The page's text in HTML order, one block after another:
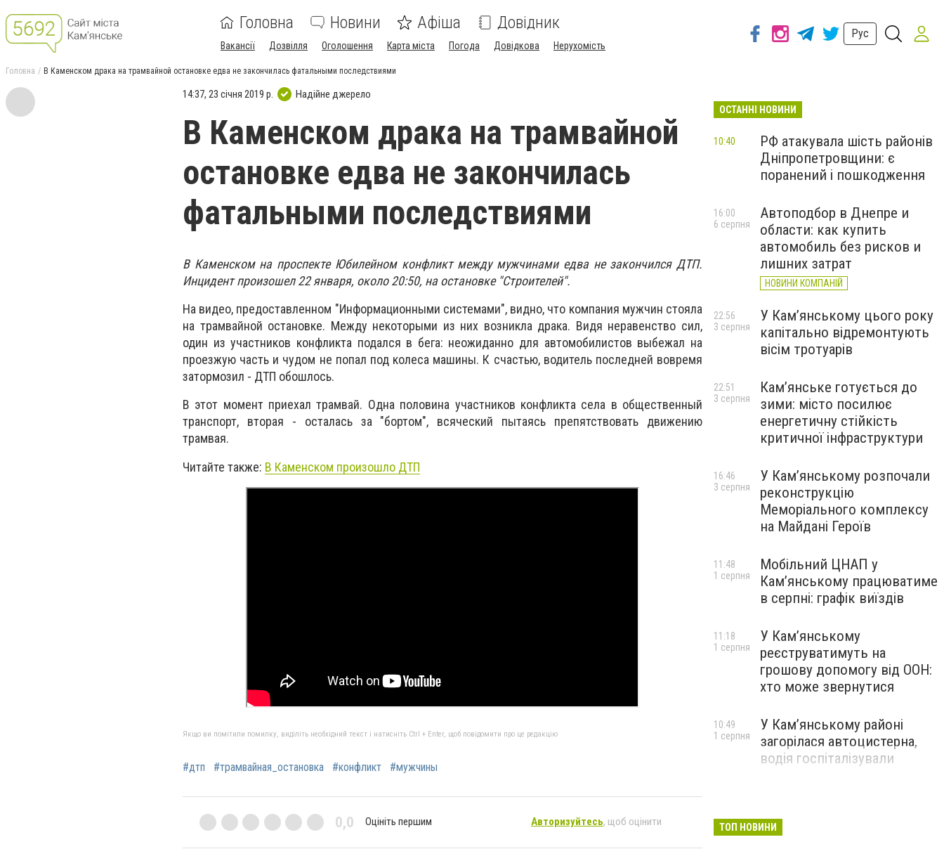
Головна Новини Афіша Довідник
Вакансії Дозвілля Оголошення Карта міста Погода Довідкова Нерухомість
Рус
Головна В Каменском драка на трамвайной остановке едва не закончилась фатальными последствиями
14:37, 23 січня 2019 р. Надійне джерело
В Каменском драка на трамвайной
остановке едва не закончилась
фатальными последствиями
В Каменском на проспекте Юбилейном конфликт между мужчинами едва не закончился ДТП.
Инцидент произошел 22 января, около 20:50, на остановке "Строителей".
На видео, предоставленном "Информационными системами", видно, что компания мужчин стояла
на трамвайной остановке. Между некоторыми из них возникла драка. Видя неравенство сил,
один из участников конфликта подался в бега: неожиданно для автомобилистов выбежал на
проезжую часть и чудом не попал под колеса машины. К счастью, водитель последней вовремя
затормозил - ДТП обошлось.
В этот момент приехал трамвай. Одна половина участников конфликта села в общественный
транспорт, вторая - осталась за "бортом", всяческий пытаясь препятствовать движению
трамвая.
Читайте также: В Каменском произошло ДТП
Якщо ви помітили помилку, виділіть необхідний текст і натисніть Ctrl + Enter, щоб повідомити про це редакцію
#дтп #трамвайная_остановка #конфликт #мужчины
0,0 Оцініть першим Авторизуйтесь, щоб оцінити
ОСТАННІ НОВИНИ
РФ атакувала шість районів
Дніпропетровщини: є
поранений і пошкодження
10:40
Автоподбор в Днепре и
области: как купить
автомобиль без рисков и
лишних затрат
НОВИНИ КОМПАНІЙ
16:00
6 серпня
У Кам’янському цього року
капітально відремонтують
вісім тротуарів
22:56
3 серпня
Кам’янське готується до
зими: місто посилює
енергетичну стійкість
критичної інфраструктури
22:51
3 серпня
У Кам’янському розпочали
реконструкцію
Меморіального комплексу
на Майдані Героїв
16:46
3 серпня
Мобільний ЦНАП у
Кам’янському працюватиме
в серпні: графік виїздів
11:48
1 серпня
У Кам’янському
реєструватимуть на
грошову допомогу від ООН:
хто може звернутися
11:18
1 серпня
У Кам’янському районі
загорілася автоцистерна,
водія госпіталізували
10:49
1 серпня
ТОП НОВИНИ